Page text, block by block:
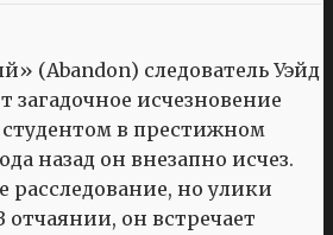
(Abandon) следователь Уэйд
загадочное исчезновение
в престижном
назад он внезапно исчез.
расследование, но улики
отчаянии, он встречает